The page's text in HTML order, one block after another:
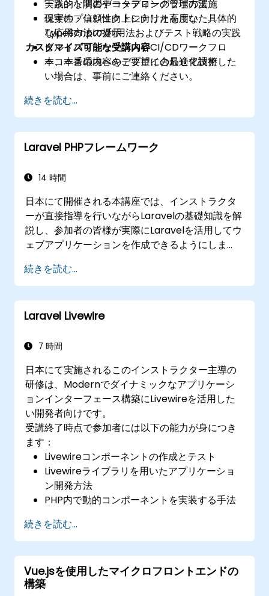
ーネント間のデータフローの管理方法
保守性・信頼性向上に向けた高度な
TypeScriptの利用法およびテスト戦略の実践
ビルドパフォーマンスやCI/CDワークフロ
ー、本番環境へのデプロイの最適化技術
実践的な演習やコーディングラボの実施
現実のプロジェクトシナリオを用いた具体的
な応用方法の提示
カスタマイズ可能な受講内容
本コースの内容をご要望に合わせて調整した
い場合は、事前にご連絡ください。
続きを読む...
Laravel PHPフレームワーク
14 時間
日本にて開催される本講座では、インストラクタ
ーが直接指導を行いながらLaravelの基礎知識を解
説し、参加者の皆様が実際にLaravelを活用してウ
ェブアプリケーションを作成できるようにしま
続きを読む...
Laravel Livewire
7 時間
日本にて実施されるこのインストラクター主導の
研修は、Modernでダイナミックなアプリケーシ
ョンインターフェース構築にLivewireを活用した
い開発者向けです。
受講終了時点で参加者には以下の能力が身につき
ます：
Livewireコンポーネントの作成とテスト
Livewireライブラリを用いたアプリケーショ
ン開発方法
PHP内で動的コンポーネントを実装する手法
続きを読む...
Vue.jsを使用したマイクロフロントエンドの
構築